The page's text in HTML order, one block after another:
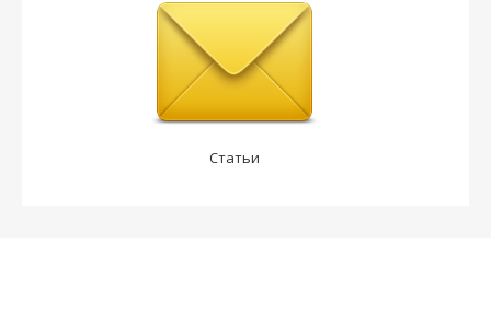
Статьи